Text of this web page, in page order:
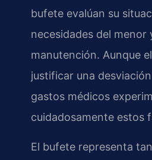
bufete evalúan su
necesidades del menor
manutención. Aunque
justificar una
gastos médicos
cuidadosamente estos
El bufete representa